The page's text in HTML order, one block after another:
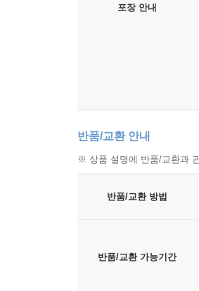
1) 해석학적 과제를 갖는
2) 상황분석(situation
3) 반성(reflection)의 과정
3. 상황분석을 기초로 우
2) 노회의 실천과제들 301
3) 지역교회의 실천과제
5. 사회봉사 과제 결정과
7. 과연 우리는 무엇을 해
이 책을 쓰며 이전 장로
신학대학의 학생들을
이 책의 글 중 3장과 5장
이상은 이번 새로 실은
포장 안내
반품/교환 안내
※ 상품 설명에 반품/교환과
반품/교환 방법
반품/교환 가능기간